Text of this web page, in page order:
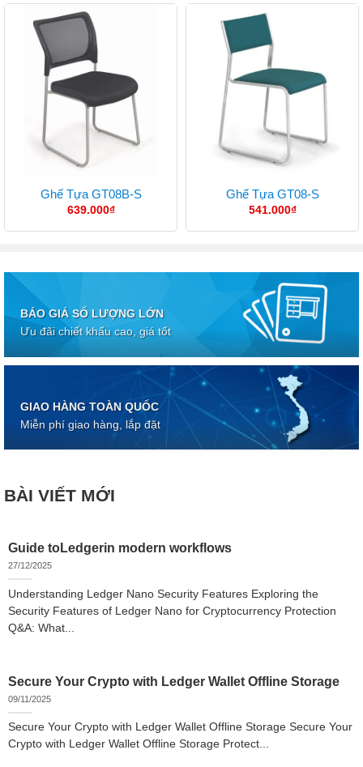
Ghế Tựa GT08B-S
639.000₫
Ghế Tựa GT08-S
541.000₫
BÁO GIÁ SỐ LƯỢNG LỚN
Ưu đãi chiết khấu cao, giá tốt
GIAO HÀNG TOÀN QUỐC
Miễn phí giao hàng, lắp đặt
BÀI VIẾT MỚI
Guide toLedgerin modern workflows
27/12/2025
Understanding Ledger Nano Security Features Exploring the
Security Features of Ledger Nano for Cryptocurrency Protection
Q&A: What...
Secure Your Crypto with Ledger Wallet Offline Storage
09/11/2025
Secure Your Crypto with Ledger Wallet Offline Storage Secure Your
Crypto with Ledger Wallet Offline Storage Protect...